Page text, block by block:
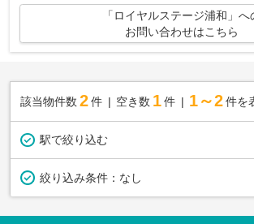
「ロイヤルステージ浦和」へ
お問い合わせはこちら
該当物件数 2件 空き数 1 件 1～2 件を
駅で絞り込む
絞り込み条件： なし